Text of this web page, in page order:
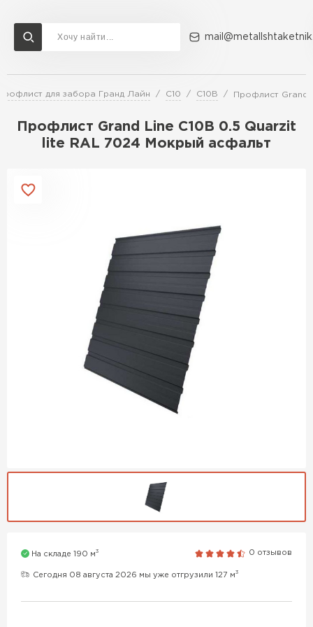
для забора Гранд Лайн С10 С10В Профлист Grand
Профлист Grand Line C10В 0.5 Quarzit
lite RAL 7024 Мокрый асфальт
На складе 190 м3 0 отзывов
Сегодня 08 августа 2026 мы уже отгрузили 127 м3
Доставка и оплата Акции О компании Контакты
Перейти в каталог